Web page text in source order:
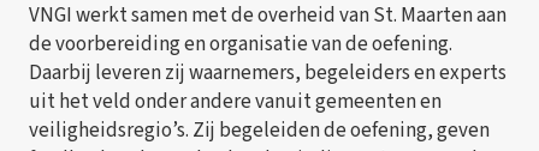
VNGI werkt samen met de overheid van St. Maarten aan
de voorbereiding en organisatie van de oefening.
Daarbij leveren zij waarnemers, begeleiders en experts
uit het veld onder andere vanuit gemeenten en
veiligheidsregio’s. Zij begeleiden de oefening, geven